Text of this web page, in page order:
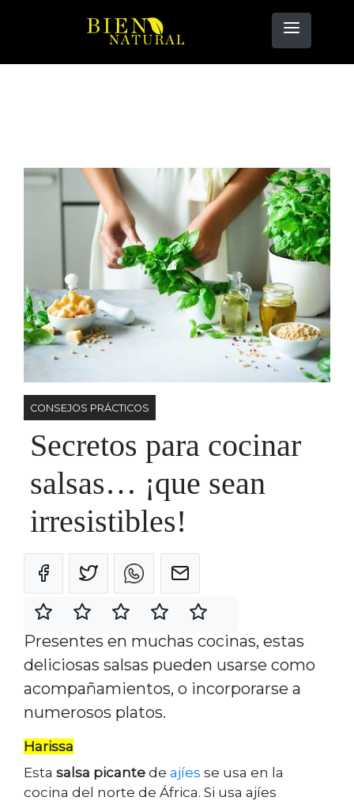
CONSEJOS PRÁCTICOS
Secretos para cocinar
salsas… ¡que sean
irresistibles!
Presentes en muchas cocinas, estas
deliciosas salsas pueden usarse como
acompañamientos, o incorporarse a
numerosos platos.
Harissa
Esta salsa picante de ajíes se usa en la
cocina del norte de África. Si usa ajíes